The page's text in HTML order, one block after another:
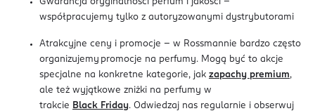
współpracujemy tylko z autoryzowanymi dystrybutorami
Atrakcyjne ceny i promocje – w Rossmannie bardzo często
organizujemy promocje na perfumy. Mogą być to akcje
specjalne na konkretne kategorie, jak zapachy premium,
ale też wyjątkowe zniżki na perfumy w
trakcie Black Friday. Odwiedzaj nas regularnie i obserwuj